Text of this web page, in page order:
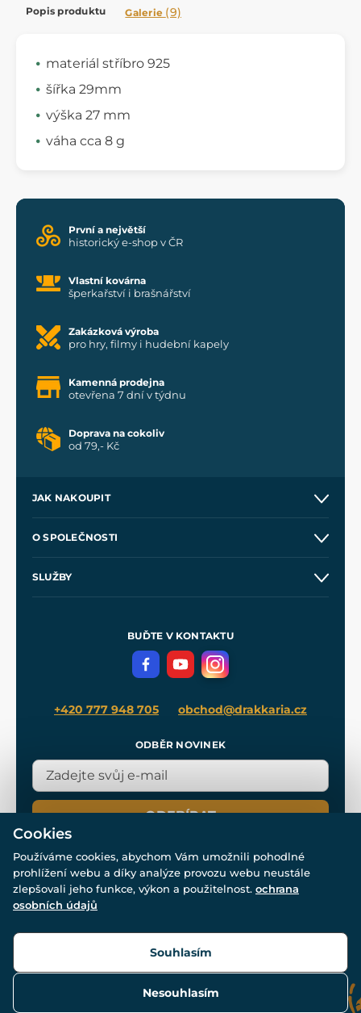
Popis produktu Galerie (9)
materiál stříbro 925
šířka 29mm
výška 27 mm
váha cca 8 g
První a největší
historický e-shop v ČR
Vlastní kovárna
šperkařství i brašnářství
Zakázková výroba
pro hry, filmy i hudební kapely
Kamenná prodejna
otevřena 7 dní v týdnu
Doprava na cokoliv
od 79,- Kč
JAK NAKOUPIT
Velkoobchod
O SPOLEČNOSTI
SLUŽBY
Meče pro Kingdom Come
BUĎTE V KONTAKTU
+420 777 948 705 obchod@drakkaria.cz
ODBĚR NOVINEK
ODEBÍRAT
© Všechna práva vyhrazena. www.drakkaria.cz 2007-2026.
Cookies
Používáme cookies, abychom Vám umožnili pohodlné
prohlížení webu a díky analýze provozu webu neustále
zlepšovali jeho funkce, výkon a použitelnost. ochrana
osobních údajů
Nesouhlasím
Souhlasím